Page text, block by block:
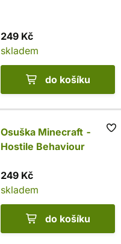
249 Kč
skladem
do košíku
Osuška Minecraft -
Hostile Behaviour
249 Kč
skladem
do košíku